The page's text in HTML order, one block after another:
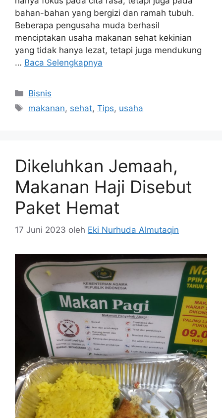
bahan-bahan yang bergizi dan ramah tubuh.
Beberapa pengusaha muda berhasil
menciptakan usaha makanan sehat kekinian
yang tidak hanya lezat, tetapi juga mendukung
… Baca Selengkapnya
Kategori
Bisnis
Tag
makanan, sehat,Tips, usaha
Dikeluhkan Jemaah,
Makanan Haji Disebut
Paket Hemat
17 Juni 2023 oleh Eki Nurhuda Almutaqin